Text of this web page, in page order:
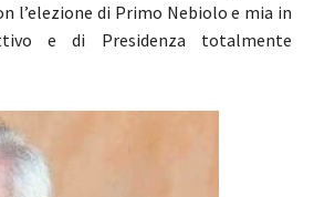
l’elezione di Primo Nebiolo e mia in
e di Presidenza totalmente